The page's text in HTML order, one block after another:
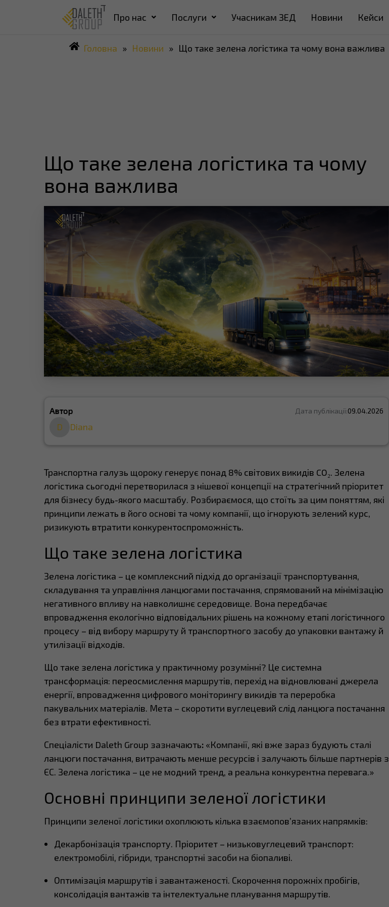
Про нас Послуги Учасникам ЗЕД Новини Кейси
Головна » Новини » Що таке зелена логістика та чому вона важлива
Що таке зелена логістика та чому
вона важлива
Автор Дата публікації:09.04.2026
D Diana
Транспортна галузь щороку генерує понад 8% світових викидів CO₂. Зелена
логістика сьогодні перетворилася з нішевої концепції на стратегічний пріоритет
для бізнесу будь-якого масштабу. Розбираємося, що стоїть за цим поняттям, які
принципи лежать в його основі та чому компанії, що ігнорують зелений курс,
ризикують втратити конкурентоспроможність.
Що таке зелена логістика
Зелена логістика – це комплексний підхід до організації транспортування,
складування та управління ланцюгами постачання, спрямований на мінімізацію
негативного впливу на навколишнє середовище. Вона передбачає
впровадження екологічно відповідальних рішень на кожному етапі логістичного
процесу – від вибору маршруту й транспортного засобу до упаковки вантажу й
утилізації відходів.
Що таке зелена логістика у практичному розумінні? Це системна
трансформація: переосмислення маршрутів, перехід на відновлювані джерела
енергії, впровадження цифрового моніторингу викидів та переробка
пакувальних матеріалів. Мета – скоротити вуглецевий слід ланцюга постачання
без втрати ефективності.
Спеціалісти Daleth Group зазначають: «Компанії, які вже зараз будують сталі
ланцюги постачання, витрачають менше ресурсів і залучають більше партнерів з
ЄС. Зелена логістика – це не модний тренд, а реальна конкурентна перевага.»
Основні принципи зеленої логістики
Принципи зеленої логістики охоплюють кілька взаємопов’язаних напрямків:
Декарбонізація транспорту. Пріоритет – низьковуглецевий транспорт:
електромобілі, гібриди, транспортні засоби на біопаливі.
Оптимізація маршрутів і завантаженості. Скорочення порожніх пробігів,
консолідація вантажів та інтелектуальне планування маршрутів.